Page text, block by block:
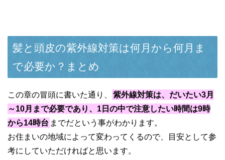
髪と頭皮の紫外線対策は何月から何月ま
で必要か？まとめ
この章の冒頭に書いた通り、
紫外線対策は、だいたい3月
～10月まで必要であり、1日の中で注意したい時間は9時
から14時台 までだという事がわかります。
お住まいの地域によって変わってくるので、目安として参
考にしていただければと思います。